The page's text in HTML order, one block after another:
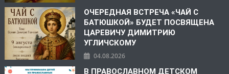
ОЧЕРЕДНАЯ ВСТРЕЧА «ЧАЙ С
БАТЮШКОЙ» БУДЕТ ПОСВЯЩЕНА
ЦАРЕВИЧУ ДИМИТРИЮ
УГЛИЧСКОМУ
04.08.2026
В ПРАВОСЛАВНОМ ДЕТСКОМ